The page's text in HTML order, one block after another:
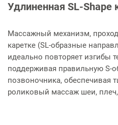
Удлиненная SL-Shape
Массажный механизм,
каретке (SL-образные
идеально повторяет изгибы
поддерживая правильную S-
позвоночника, обеспечивая
роликовый массаж шеи,